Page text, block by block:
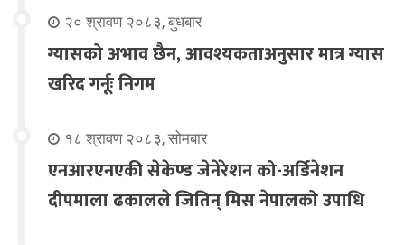
२० श्रावण २०८३, बुधबार
ग्यासको अभाव छैन, आवश्यकताअनुसार मात्र ग्यास
खरिद गर्नूः निगम
१८ श्रावण २०८३, सोमबार
एनआरएनएकी सेकेण्ड जेनेरेशन को-अर्डिनेशन
दीपमाला ढकालले जितिन् मिस नेपालको उपाधि